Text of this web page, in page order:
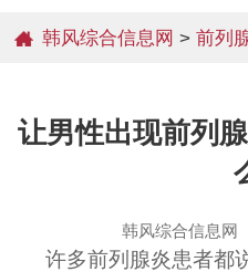
韩风综合信息网 >前列
让男性出现前列
韩风综合信息网
许多前列腺炎患者都